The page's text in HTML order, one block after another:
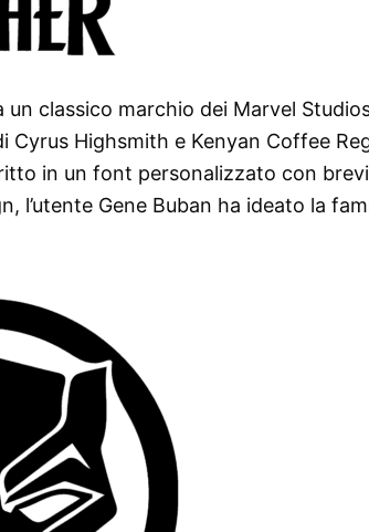
classico marchio dei Marvel
Highsmith e Kenyan Coffee
in un font personalizzato con
l’utente Gene Buban ha ideato la